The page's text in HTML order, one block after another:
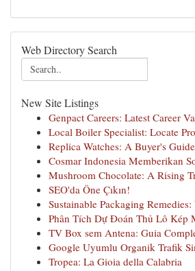
Web Directory Search
New Site Listings
Genpact Careers: Latest Career
Local Boiler Specialist: Locate
Replica Watches: A Buyer's
Cosmar Indonesia Memberikan
Mushroom Chocolate: A Rising
SEO'da Öne Çıkın!
Sustainable Packaging
Phân Tích Dự Đoán Thủ Lô Kép
TV Box sem Antena: Guia
Google Uyumlu Organik Trafik
Tropea: La Gioia della Calabria